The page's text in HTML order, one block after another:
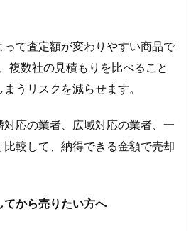
って査定額が変わりやすい商品で
複数社の見積もりを比べること
うリスクを減らせます。
応の業者、広域対応の業者、一
較して、納得できる金額で売却
から売りたい方へ